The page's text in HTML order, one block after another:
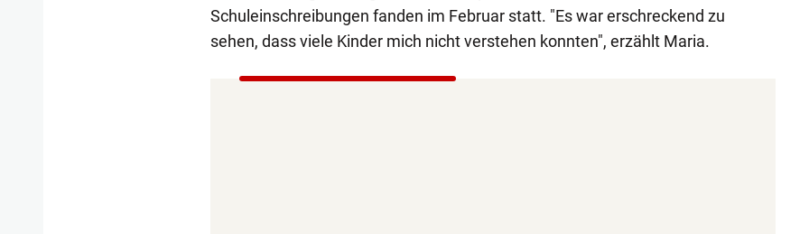
Schuleinschreibungen fanden im Februar statt. "Es war erschreckend zu
sehen, dass viele Kinder mich nicht verstehen konnten", erzählt Maria.